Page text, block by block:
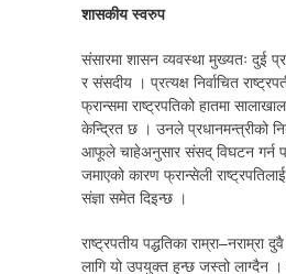
शासकीय स्वरुप
संसारमा शासन व्यवस्था मुख्यतः दुई
र संसदीय । प्रत्यक्ष निर्वाचित
फ्रान्समा राष्ट्रपतिको हातमा
केन्द्रित छ । उनले प्रधानमन्त्रीको
आफूले चाहेअनुसार संसद् विघटन गर्न
जमाएको कारण फ्रान्सेली
संज्ञा समेत दिइन्छ ।
राष्ट्रपतीय पद्धतिका राम्रा–नराम्रा
लागि यो उपयुक्त हुन्छ जस्तो लाग्दैन ।